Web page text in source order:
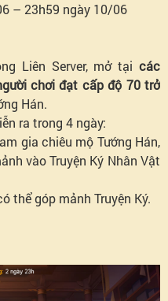
– 23h59 ngày 10/06
Liên Server, mở tại các
chơi đạt cấp độ 70 trở
Hán.
ra trong 4 ngày:
gia chiêu mộ Tướng Hán,
vào Truyện Ký Nhân Vật
thể góp mảnh Truyện Ký.